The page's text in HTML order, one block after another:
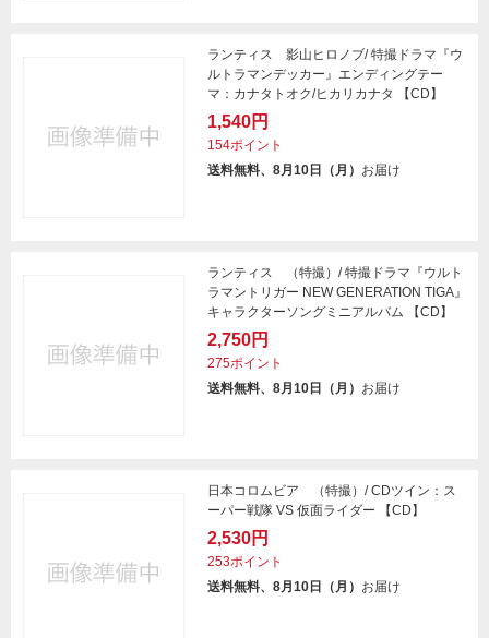
ランティス 影山ヒロノブ/ 特撮ドラマ『ウ
ルトラマンデッカー』エンディングテー
マ：カナタトオク/ヒカリカナタ 【CD】
1,540円
154ポイント
送料無料、8月10日（月） お届け
ランティス （特撮）/ 特撮ドラマ『ウルト
ラマントリガー NEW GENERATION TIGA』
キャラクターソングミニアルバム 【CD】
2,750円
275ポイント
送料無料、8月10日（月） お届け
日本コロムビア （特撮）/ CDツイン：ス
ーパー戦隊 VS 仮面ライダー 【CD】
2,530円
253ポイント
送料無料、8月10日（月） お届け